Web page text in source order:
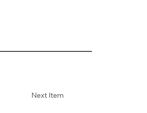
Next Item